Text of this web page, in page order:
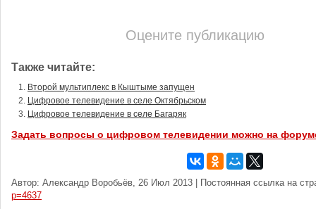
Оцените публикацию
Также читайте:
Второй мультиплекс в Кыштыме запущен
Цифровое телевидение в селе Октябрьском
Цифровое телевидение в селе Багаряк
Задать вопросы о цифровом телевидении можно на
Автор: Александр Воробьёв, 26 Июл 2013 | Постоянная ссылка на
p=4637